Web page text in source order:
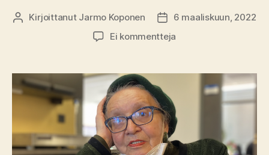
Kirjoittaja
Kirjoittanut Jarmo Koponen Julkaisupäivämäärä
6 maaliskuun, 2022
Ei kommentteja